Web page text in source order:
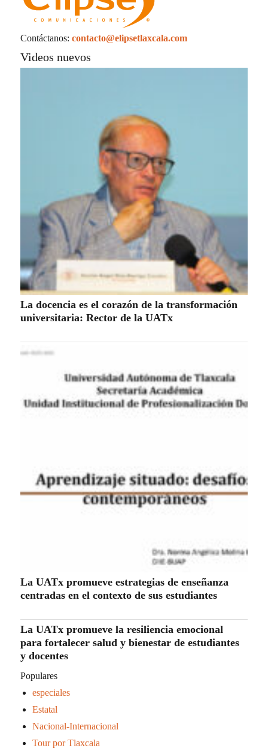
Contáctanos: contacto@elipsetlaxcala.com
Videos nuevos
La docencia es el corazón de la transformación
universitaria: Rector de la UATx
La UATx promueve estrategias de enseñanza
centradas en el contexto de sus estudiantes
La UATx promueve la resiliencia emocional
para fortalecer salud y bienestar de estudiantes
y docentes
Populares
especiales
Estatal
Nacional-Internacional
Tour por Tlaxcala